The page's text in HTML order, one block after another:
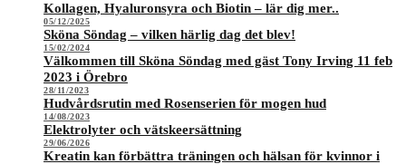
Kollagen, Hyaluronsyra och Biotin – lär dig mer..
05/12/2025
Sköna Söndag – vilken härlig dag det blev!
15/02/2024
Välkommen till Sköna Söndag med gäst Tony Irving 11 feb
2023 i Örebro
28/11/2023
Hudvårdsrutin med Rosenserien för mogen hud
14/08/2023
Elektrolyter och vätskeersättning
29/06/2026
Kreatin kan förbättra träningen och hälsan för kvinnor i